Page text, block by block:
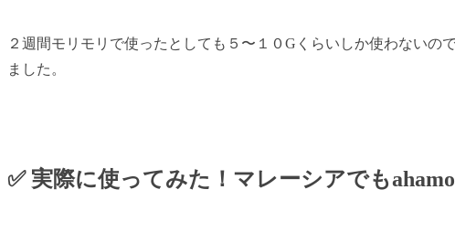
２週間モリモリで使ったとしても５〜１０Gくらいしか使わないの
ました。
✅ 実際に使ってみた！マレーシアでも